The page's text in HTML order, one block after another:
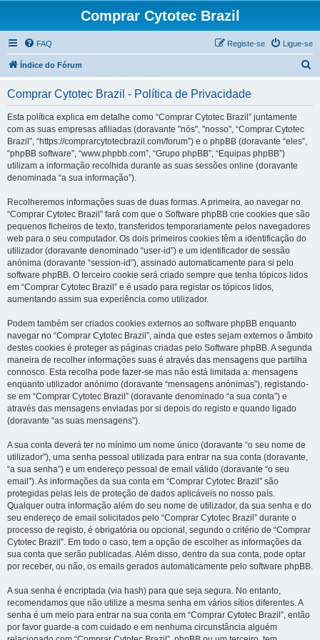
Comprar Cytotec Brazil
FAQ Ligue-se
Registe-se
Índice do Fórum
Comprar Cytotec Brazil - Política de Privacidade
Esta política explica em detalhe como “Comprar Cytotec Brazil” juntamente
com as suas empresas afiliadas (doravante "nós", "nosso", “Comprar Cytotec
Brazil”, “https://comprarcytotecbrazil.com/forum”) e o phpBB (doravante “eles”,
“phpBB software”, “www.phpbb.com”, “Grupo phpBB”, “Equipas phpBB”)
utilizam a informação recolhida durante as suas sessões online (doravante
denominada “a sua informação”).
Recolheremos informações suas de duas formas. A primeira, ao navegar no
“Comprar Cytotec Brazil” fará com que o Software phpBB crie cookies que são
pequenos ficheiros de texto, transferidos temporariamente pelos navegadores
web para o seu computador. Os dois primeiros cookies têm a identificação do
utilizador (doravante denominado “user-id”) e um identificador de sessão
anónima (doravante “session-id”), assinado automaticamente para si pelo
software phpBB. O terceiro cookie será criado sempre que tenha tópicos lidos
em “Comprar Cytotec Brazil” e é usado para registar os tópicos lidos,
aumentando assim sua experiência como utilizador.
Podem também ser criados cookies externos ao software phpBB enquanto
navegar no “Comprar Cytotec Brazil”, ainda que estes sejam externos o âmbito
destes cookies é proteger as páginas criadas pelo Software phpBB. A segunda
maneira de recolher informações suas é através das mensagens que partilha
connosco. Esta recolha pode fazer-se mas não está limitada a: mensagens
enquanto utilizador anónimo (doravante “mensagens anónimas”), registando-
se em “Comprar Cytotec Brazil” (doravante denominado “a sua conta”) e
através das mensagens enviadas por si depois do registo e quando ligado
(doravante “as suas mensagens”).
A sua conta deverá ter no mínimo um nome único (doravante “o seu nome de
utilizador”), uma senha pessoal utilizada para entrar na sua conta (doravante,
“a sua senha”) e um endereço pessoal de email válido (doravante “o seu
email”). As informações da sua conta em “Comprar Cytotec Brazil” são
protegidas pelas leis de proteção de dados aplicáveis no nosso país.
Qualquer outra informação além do seu nome de utilizador, da sua senha e do
seu endereço de email solicitados pelo “Comprar Cytotec Brazil” durante o
processo de registo, é obrigatória ou opcional, segundo o critério de “Comprar
Cytotec Brazil”. Em todo o caso, tem a opção de escolher as informações da
sua conta que serão publicadas. Além disso, dentro da sua conta, pode optar
por receber, ou não, os emails gerados automaticamente pelo software phpBB.
A sua senha é encriptada (via hash) para que seja segura. No entanto,
recomendamos que não utilize a mesma senha em vários sítios diferentes. A
senha é um meio para entrar na sua conta em “Comprar Cytotec Brazil”, então
por favor guarde-a com cuidado e em nenhuma circunstância alguém